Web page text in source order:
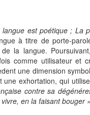
est poétique ; La
à titre de porte-
la langue.
comme utilisateur et
une dimension
exhortation, qui
contre sa
en la faisant bouger